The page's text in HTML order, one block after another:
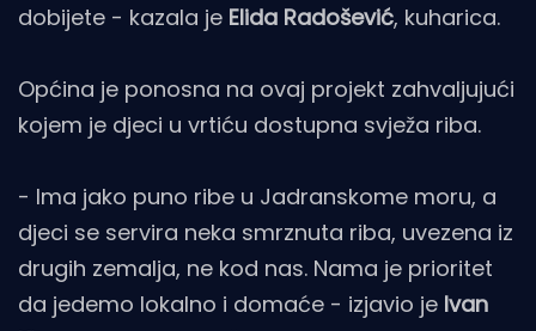
dobijete - kazala je Elida Radošević, kuharica.
Općina je ponosna na ovaj projekt zahvaljujući
kojem je djeci u vrtiću dostupna svježa riba.
- Ima jako puno ribe u Jadranskome moru, a
djeci se servira neka smrznuta riba, uvezena iz
drugih zemalja, ne kod nas. Nama je prioritet
da jedemo lokalno i domaće - izjavio je Ivan